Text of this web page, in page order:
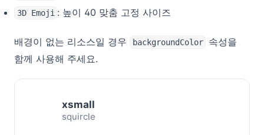
3D Emoji : 높이 40 맞춤 고정 사이즈
배경이 없는 리소스일 경우 backgroundColor
속성을
함께 사용해 주세요.
xsmall
squircle